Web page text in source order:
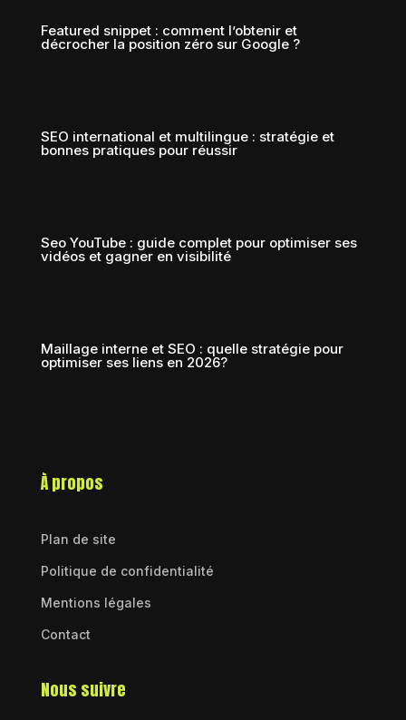
Featured snippet : comment l’obtenir et
décrocher la position zéro sur Google ?
SEO international et multilingue : stratégie et
bonnes pratiques pour réussir
Seo YouTube : guide complet pour optimiser ses
vidéos et gagner en visibilité
Maillage interne et SEO : quelle stratégie pour
optimiser ses liens en 2026?
À propos
Plan de site
Politique de confidentialité
Mentions légales
Contact
Nous suivre